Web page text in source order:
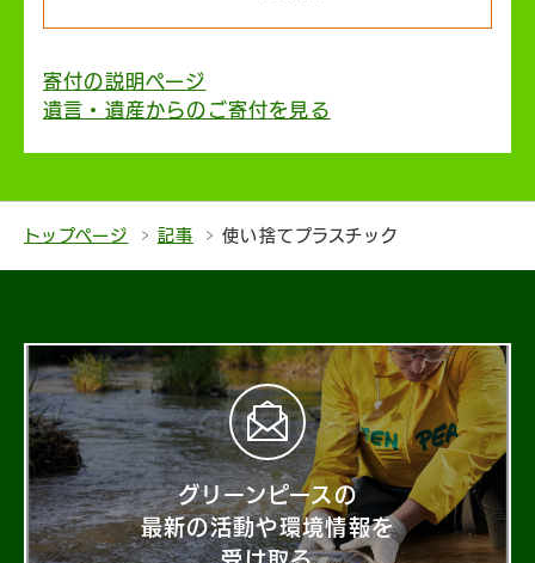
寄付の説明ページ
遺言・遺産からのご寄付を見る
トップページ 記事 使い捨てプラスチック
グリーンピースの
最新の活動や環境情報を